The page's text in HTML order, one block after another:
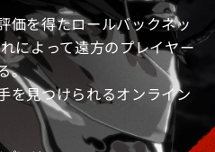
価を得たロールバックネッ
によって遠方のプレイヤー
。
を見つけられるオンライン